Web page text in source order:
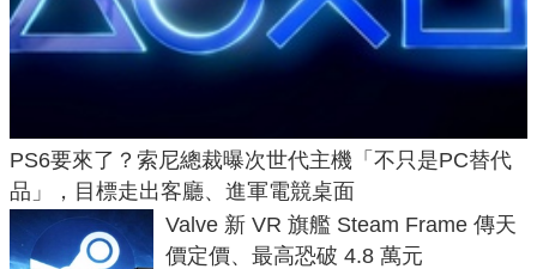
PS6要來了？索尼總裁曝次世代主機「不只是PC替代
品」，目標走出客廳、進軍電競桌面
Valve 新 VR 旗艦 Steam Frame 傳天
價定價、最高恐破 4.8 萬元